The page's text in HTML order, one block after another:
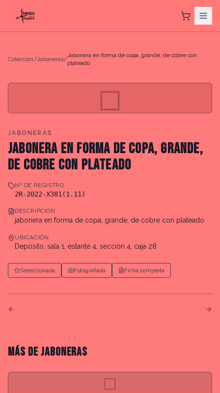
Colección/Jaboneras/
Jabonera en forma de copa, grande, de cobre con
plateado
◻
JABONERAS
JABONERA EN FORMA DE COPA, GRANDE,
DE COBRE CON PLATEADO
Nº DE REGISTRO
2R-2022-X381(1.11)
DESCRIPCIÓN
jabonera en forma de copa, grande, de cobre con plateado
UBICACIÓN
Depósito, sala 1, estante 4, sección 4, caja 28
Seleccionada Fotografiada Ficha completa
MÁS DE JABONERAS
◻